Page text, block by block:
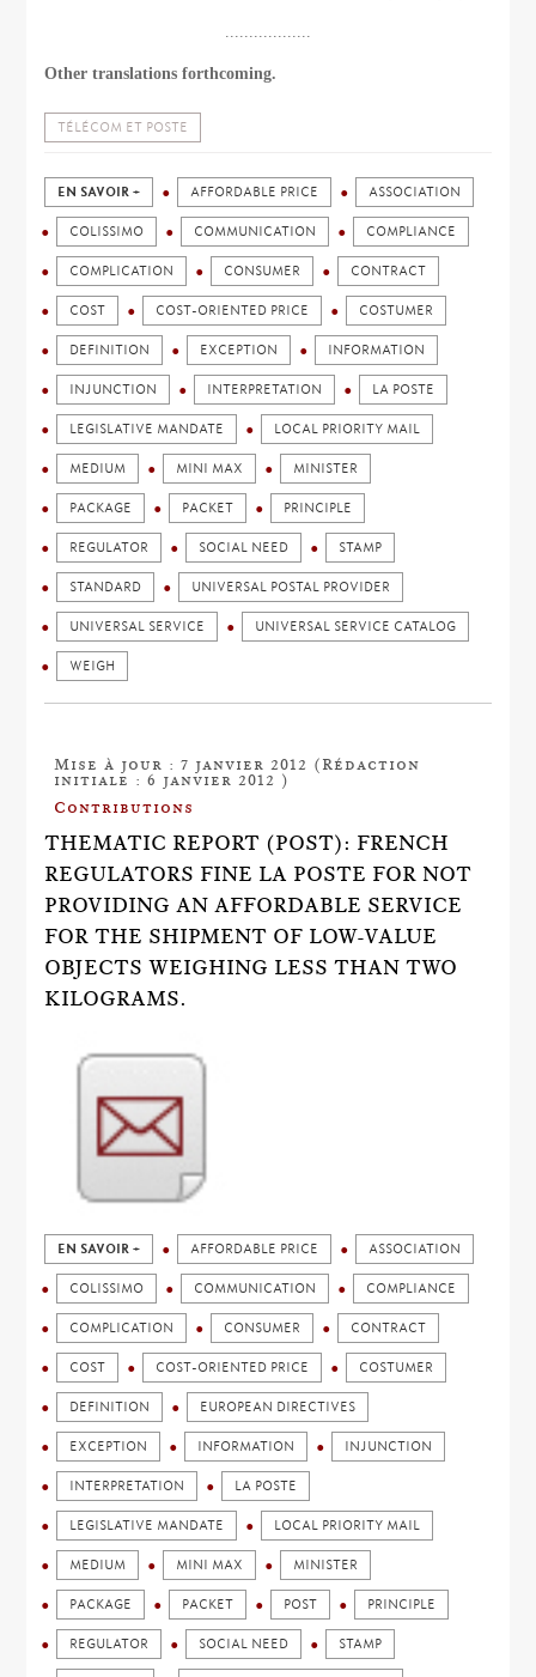
..................
Other translations forthcoming.
TÉLÉCOM ET POSTE
EN SAVOIR + AFFORDABLE PRICE ASSOCIATION
COLISSIMO COMMUNICATION COMPLIANCE
COMPLICATION CONSUMER CONTRACT
COST COST-ORIENTED PRICE COSTUMER
DEFINITION EXCEPTION INFORMATION
INJUNCTION INTERPRETATION LA POSTE
LEGISLATIVE MANDATE LOCAL PRIORITY MAIL
MEDIUM MINI MAX MINISTER
PACKAGE PACKET PRINCIPLE
REGULATOR SOCIAL NEED STAMP
STANDARD UNIVERSAL POSTAL PROVIDER
UNIVERSAL SERVICE UNIVERSAL SERVICE CATALOG
WEIGH
Mise à jour : 7 janvier 2012 (Rédaction
initiale : 6 janvier 2012 )
Contributions
THEMATIC REPORT (POST): FRENCH
REGULATORS FINE LA POSTE FOR NOT
PROVIDING AN AFFORDABLE SERVICE
FOR THE SHIPMENT OF LOW-VALUE
OBJECTS WEIGHING LESS THAN TWO
KILOGRAMS.
EN SAVOIR + AFFORDABLE PRICE ASSOCIATION
COLISSIMO COMMUNICATION COMPLIANCE
COMPLICATION CONSUMER CONTRACT
COST COST-ORIENTED PRICE COSTUMER
DEFINITION EUROPEAN DIRECTIVES
EXCEPTION INFORMATION INJUNCTION
INTERPRETATION LA POSTE
LEGISLATIVE MANDATE LOCAL PRIORITY MAIL
MEDIUM MINI MAX MINISTER
PACKAGE PACKET POST PRINCIPLE
REGULATOR SOCIAL NEED STAMP